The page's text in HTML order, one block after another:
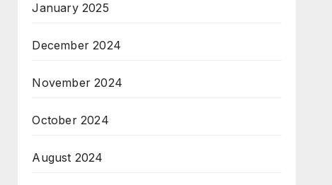
January 2025
December 2024
November 2024
October 2024
August 2024